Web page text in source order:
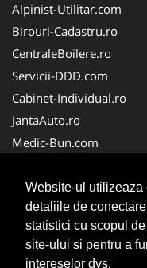
Website-ul utilizeaza
detaliile de
statistici cu scopul
site-ului si pentru a
intereselor dvs.
Alpinist-Utilitar.com
Birouri-Cadastru.ro
CentraleBoilere.ro
Servicii-DDD.com
Cabinet-Individual.ro
JantaAuto.ro
Medic-Bun.com
Apicultorul.com
CentruInchirieri.ro
Oftalmologul.ro
Stomatologul.com